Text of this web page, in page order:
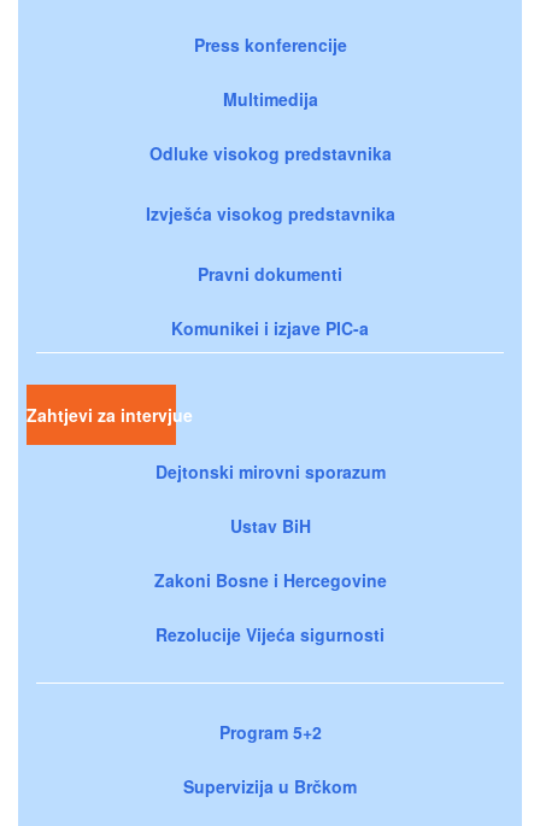
Press konferencije
Multimedija
Odluke visokog predstavnika
Izvješća visokog predstavnika
Pravni dokumenti
Komunikei i izjave PIC-a
Zahtjevi za intervjue
Dejtonski mirovni sporazum
Ustav BiH
Zakoni Bosne i Hercegovine
Rezolucije Vijeća sigurnosti
Program 5+2
Supervizija u Brčkom